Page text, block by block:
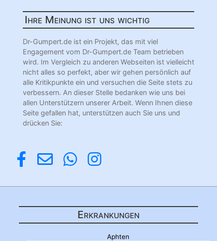
Ihre Meinung ist uns wichtig
Dr-Gumpert.de ist ein Projekt, das mit viel
Engagement vom Dr-Gumpert.de Team betrieben
wird. Im Vergleich zu anderen Webseiten ist vielleicht
nicht alles so perfekt, aber wir gehen persönlich auf
alle Kritikpunkte ein und versuchen die Seite stets zu
verbessern. An dieser Stelle bedanken wie uns bei
allen Unterstützern unserer Arbeit. Wenn Ihnen diese
Seite gefallen hat, unterstützen auch Sie uns und
drücken Sie:
Erkrankungen
Aphten